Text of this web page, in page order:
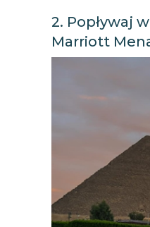
2. Popływaj
Marriott